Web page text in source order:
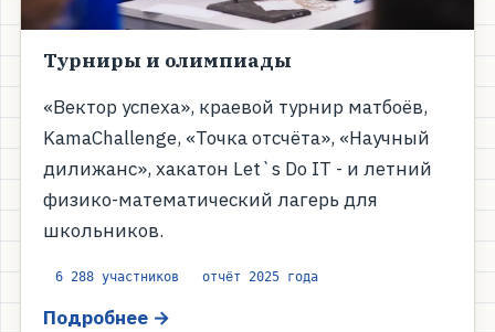
Турниры и олимпиады
«Вектор успеха», краевой турнир матбоёв,
KamaChallenge, «Точка отсчёта», «Научный
дилижанс», хакатон Let`s Do IT - и летний
физико-математический лагерь для
школьников.
6 288 участников отчёт 2025 года
Подробнее →